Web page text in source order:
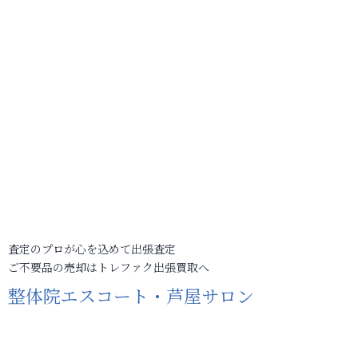
査定のプロが心を込めて出張査定
ご不要品の売却はトレファク出張買取へ
整体院エスコート・芦屋サロン